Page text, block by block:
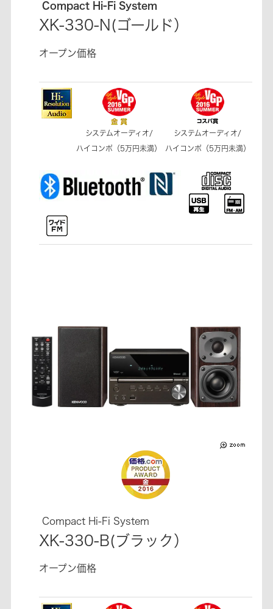
Compact Hi-Fi System
XK-330-N(ゴールド）
オープン価格
システムオーディオ/
ハイコンポ（5万円未満）
システムオーディオ/
ハイコンポ（5万円未満）
Compact Hi-Fi System
XK-330-B(ブラック）
オープン価格